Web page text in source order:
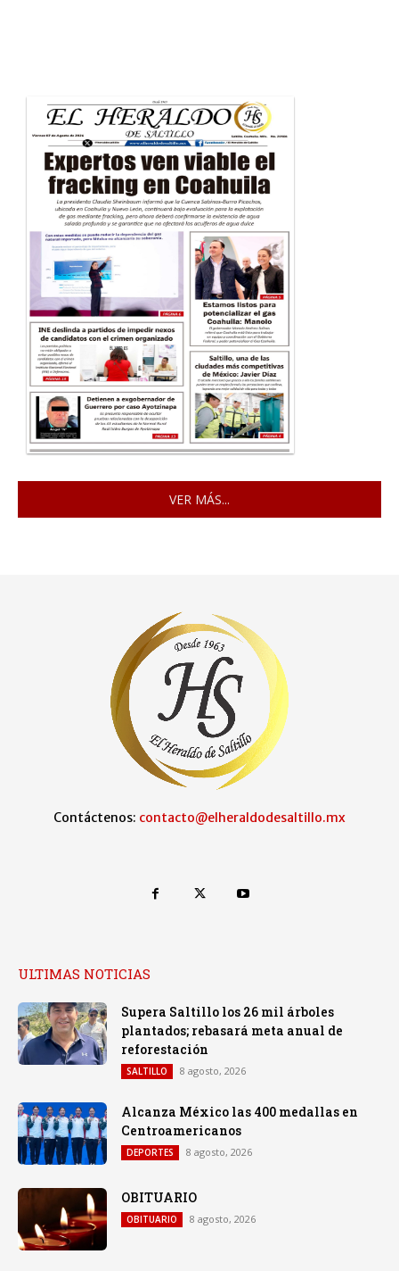
VER MÁS...
Contáctenos: contacto@elheraldodesaltillo.mx
ULTIMAS NOTICIAS
Supera Saltillo los 26 mil árboles
plantados; rebasará meta anual de
reforestación
SALTILLO 8 agosto, 2026
Alcanza México las 400 medallas en
Centroamericanos
DEPORTES 8 agosto, 2026
OBITUARIO
OBITUARIO 8 agosto, 2026